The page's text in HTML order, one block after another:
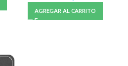
AGREGAR AL CARRITO